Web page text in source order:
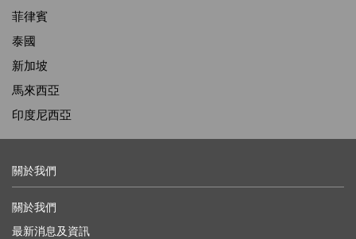
菲律賓
泰國
新加坡
馬來西亞
印度尼西亞
關於我們
關於我們
最新消息及資訊